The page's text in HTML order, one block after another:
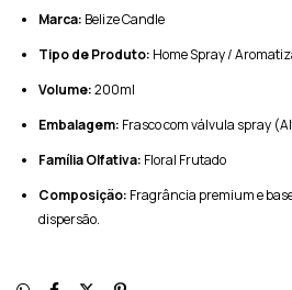
Marca: Belize Candle
Tipo de Produto: Home Spray /
Volume:200ml
Embalagem: Frasco com válvula spray
Família Olfativa: Floral Frutado
Composição: Fragrância premium e
dispersão.